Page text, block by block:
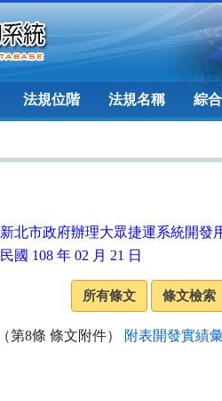
法規位階 法規名稱 綜
新北市政府辦理大眾捷運系統開發
民國 108 年 02 月 21 日
（第8條 條文附件） 附表開發實績